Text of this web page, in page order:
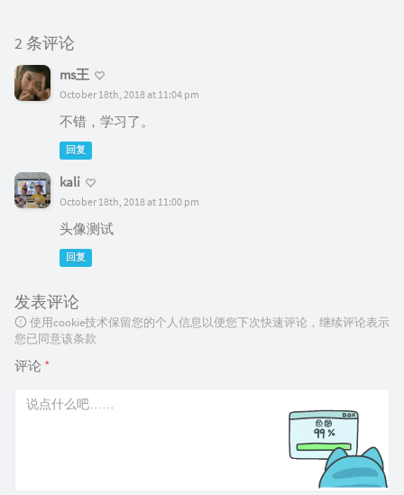
2 条评论
ms王
October 18th, 2018 at 11:04 pm
不错，学习了。
回复
kali
October 18th, 2018 at 11:00 pm
头像测试
回复
发表评论
使用cookie技术保留您的个人信息以便您下次快速评论，继续评论表示
您已同意该条款
评论 *